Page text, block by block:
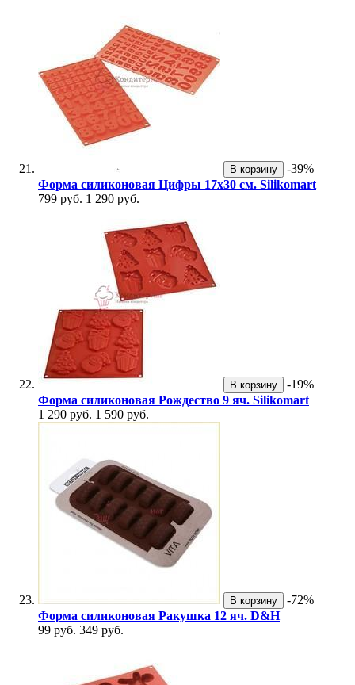
В корзину
-39%
Форма силиконовая Цифры 17х30 см. Silikomart
799 руб. 1 290 руб.
В корзину
-19%
Форма силиконовая Рождество 9 яч. Silikomart
1 290 руб. 1 590 руб.
В корзину
-72%
Форма силиконовая Ракушка 12 яч. D&H
99 руб. 349 руб.